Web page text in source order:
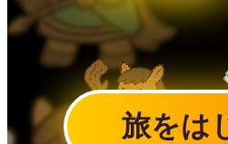
旅をは